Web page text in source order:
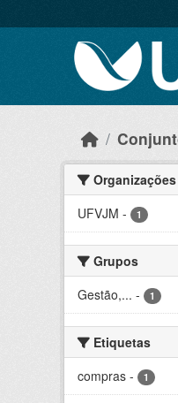
Organizações
UFVJM - 1
Grupos
Gestão,... - 1
Etiquetas
compras - 1